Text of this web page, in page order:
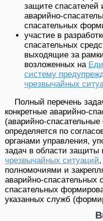
защите спасателей
аварийно-
спасательных
участие в
спасательных
выходящие за
возложенных на
систему
чрезвычайных
Полный перечень
конкретные аварийно-
(аварийно-
определяется по
органами управления,
задач в области защиты
чрезвычайных ситуаций
полномочиями и
аварийно-спасательных
спасательных
указанных служб